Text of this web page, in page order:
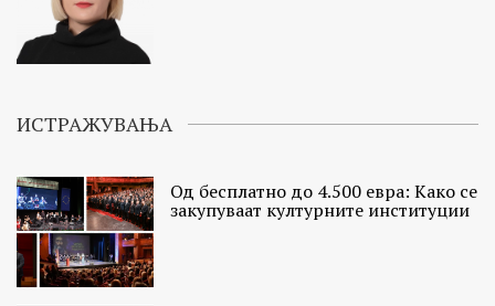
ИСТРАЖУВАЊА
Од бесплатно до 4.500 евра: Како се
закупуваат културните институции